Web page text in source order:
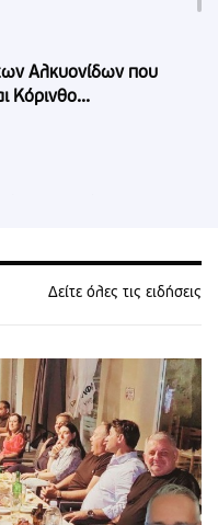
Αλκυονίδων που
Κόρινθο...
1-0 επι του Ιαλυσου (vid)
δημοτικό συμβούλιο -
Δείτε όλες τις ειδήσεις